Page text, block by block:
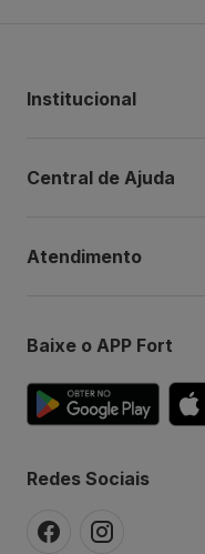
Institucional
Central de Ajuda
Atendimento
Baixe o APP Fort
Redes Sociais